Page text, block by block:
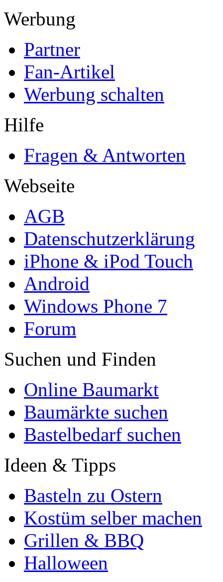
Werbung
Partner
Fan-Artikel
Werbung schalten
Hilfe
Fragen & Antworten
Webseite
AGB
Datenschutzerklärung
iPhone & iPod Touch
Android
Windows Phone 7
Forum
Suchen und Finden
Online Baumarkt
Baumärkte suchen
Bastelbedarf suchen
Ideen & Tipps
Basteln zu Ostern
Kostüm selber machen
Grillen & BBQ
Halloween